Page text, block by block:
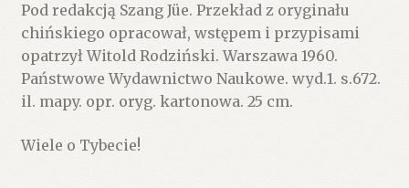
Pod redakcją Szang Jüe. Przekład z oryginału
chińskiego opracował, wstępem i przypisami
opatrzył Witold Rodziński. Warszawa 1960.
Państwowe Wydawnictwo Naukowe. wyd.1. s.672.
il. mapy. opr. oryg. kartonowa. 25 cm.
Wiele o Tybecie!